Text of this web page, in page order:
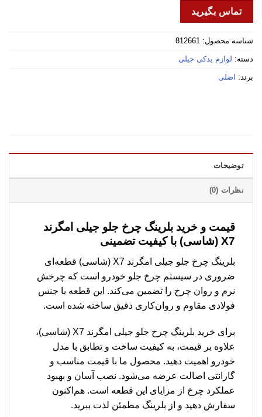
تماس بگیرید
شناسه محصول: 812661
دسته: لوازم یدکی جیلی
برند: اصلی
توضیحات
نظرات (0)
قیمت و خرید بلرینگ چرخ جلو جیلی امگرند
X7 (شاسی) با کیفیت تضمینی
بلرینگ چرخ جلو جیلی امگرند X7 (شاسی) قطعه‌ای
ضروری در سیستم چرخ جلو خودرو است که چرخش
نرم و روان چرخ را تضمین می‌کند. این قطعه با جنس
فولادی مقاوم و روان‌کاری دقیق ساخته شده است.
برای خرید بلرینگ چرخ جلو جیلی امگرند X7 (شاسی)،
علاوه بر قیمت، به کیفیت ساخت و تطابق با مدل
خودرو اهمیت دهید. محصول ما با قیمت مناسب و
گارانتی اصالت عرضه می‌شود. نصب آسان و بهبود
عملکرد چرخ از مزایای این قطعه است. هم‌اکنون
سفارش دهید و از بلرینگ مطمئن لذت ببرید.